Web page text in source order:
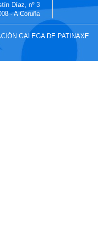
Díaz, nº 3
- A Coruña
GALEGA DE PATINAXE